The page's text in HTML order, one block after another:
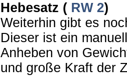
Hebesatz (RW 2)
Weiterhin gibt es
Dieser ist ein
Anheben von
und große Kraft der